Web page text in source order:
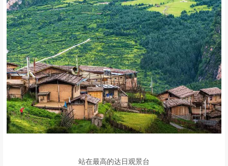
站在最高的达日观景台